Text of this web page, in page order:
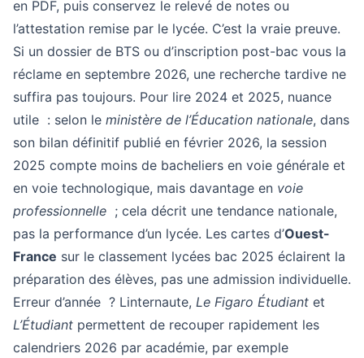
en PDF, puis conservez le relevé de notes ou
l’attestation remise par le lycée. C’est la vraie preuve.
Si un dossier de BTS ou d’inscription post-bac vous la
réclame en septembre 2026, une recherche tardive ne
suffira pas toujours. Pour lire 2024 et 2025, nuance
utile : selon le ministère de l’Éducation nationale, dans
son bilan définitif publié en février 2026, la session
2025 compte moins de bacheliers en voie générale et
en voie technologique, mais davantage en voie
professionnelle ; cela décrit une tendance nationale,
pas la performance d’un lycée. Les cartes d’Ouest-
France sur le classement lycées bac 2025 éclairent la
préparation des élèves, pas une admission individuelle.
Erreur d’année ? Linternaute, Le Figaro Étudiant et
L’Étudiant permettent de recouper rapidement les
calendriers 2026 par académie, par exemple